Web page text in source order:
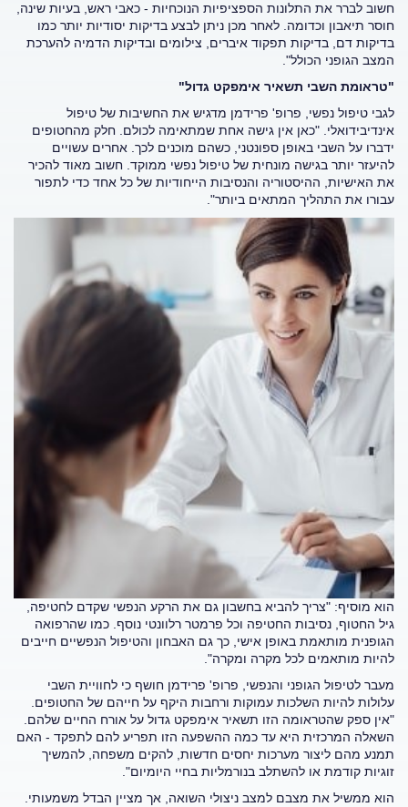
חשוב לברר את התלונות הספציפיות הנוכחיות - כאבי ראש, בעיות שינה,
חוסר תיאבון וכדומה. לאחר מכן ניתן לבצע בדיקות יסודיות יותר כמו
בדיקות דם, בדיקות תפקוד איברים, צילומים ובדיקות הדמיה להערכת
המצב הגופני הכולל".
"טראומת השבי תשאיר אימפקט גדול"
לגבי טיפול נפשי, פרופ' פרידמן מדגיש את החשיבות של טיפול
אינדיבידואלי. "כאן אין גישה אחת שמתאימה לכולם. חלק מהחטופים
ידברו על השבי באופן ספונטני, כשהם מוכנים לכך. אחרים עשויים
להיעזר יותר בגישה מונחית של טיפול נפשי ממוקד. חשוב מאוד להכיר
את האישיות, ההיסטוריה והנסיבות הייחודיות של כל אחד כדי לתפור
עבורו את התהליך המתאים ביותר".
הוא מוסיף: "צריך להביא בחשבון גם את הרקע הנפשי שקדם לחטיפה,
גיל החטוף, נסיבות החטיפה וכל פרמטר רלוונטי נוסף. כמו שהרפואה
הגופנית מותאמת באופן אישי, כך גם האבחון והטיפול הנפשיים חייבים
להיות מותאמים לכל מקרה ומקרה".
מעבר לטיפול הגופני והנפשי, פרופ' פרידמן חושף כי לחוויית השבי
עלולות להיות השלכות עמוקות ורחבות היקף על חייהם של החטופים.
"אין ספק שהטראומה הזו תשאיר אימפקט גדול על אורח החיים שלהם.
השאלה המרכזית היא עד כמה ההשפעה הזו תפריע להם לתפקד - האם
תמנע מהם ליצור מערכות יחסים חדשות, להקים משפחה, להמשיך
זוגיות קודמת או להשתלב בנורמליות בחיי היומיום".
הוא ממשיל את מצבם למצב ניצולי השואה, אך מציין הבדל משמעותי.